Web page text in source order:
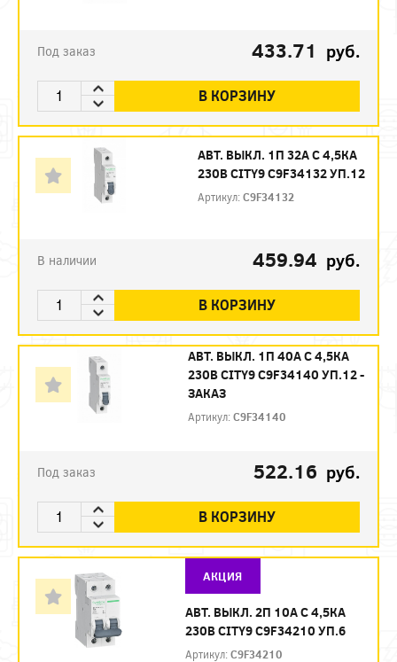
Под заказ 433.71 руб.
В КОРЗИНУ
АВТ. ВЫКЛ. 1П 32А С 4,5КА
230В CITY9 C9F34132 УП.12
Артикул:C9F34132
В наличии 459.94 руб.
В КОРЗИНУ
АВТ. ВЫКЛ. 1П 40А С 4,5КА
230В CITY9 C9F34140 УП.12 -
ЗАКАЗ
Артикул:C9F34140
Под заказ 522.16 руб.
В КОРЗИНУ
АКЦИЯ
АВТ. ВЫКЛ. 2П 10А С 4,5КА
230В CITY9 C9F34210 УП.6
Артикул:C9F34210